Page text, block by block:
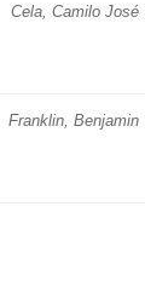
Cela, Camilo José
Franklin, Benjamin